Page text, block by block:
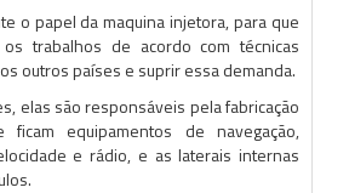
o papel da maquina injetora, para que
trabalhos de acordo com técnicas
outros países e suprir essa demanda.
elas são responsáveis pela fabricação
equipamentos de navegação,
e rádio, e as laterais internas